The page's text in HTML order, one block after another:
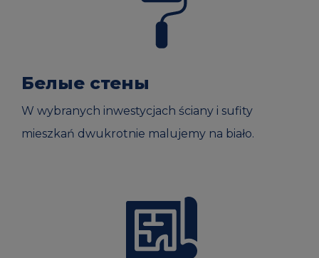
Белые стены
W wybranych inwestycjach ściany i sufity
mieszkań dwukrotnie malujemy na biało.